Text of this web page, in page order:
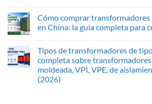
Cómo comprar transformadores
en China: la guía completa para
Tipos de transformadores de
completa sobre
moldeada, VPI, VPE, de
(2026)